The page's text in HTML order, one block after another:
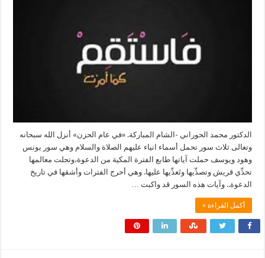
الدكتور محمد الحوراني -الشام المباركة. «في عام الحزن» أنزل الله سبحانه
وتعالى ثلاث سور تحمل أسماء انياء عليهم الصلاة والسلام وهي سور يونس
وهود ويوسف حملت آياتها طابع الفترة المكية من الدعوة،وتجلت معالمها
تحدِّي قريش وتصدِّيها وتَعدِّيها عليها. وهي أحرج الفترات وأشقها في تاريخ
الدعوة.. وآيات هذه السور قد واكبت …
أكمل القراءة »